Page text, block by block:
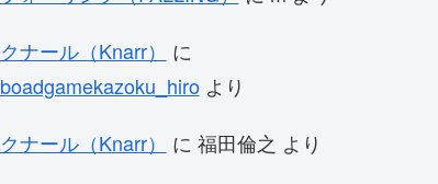
クナール（Knarr）
に
boadgamekazoku_hiroより
クナール（Knarr）
に 福田倫之 より